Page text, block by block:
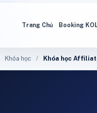
Trang Chủ Booking
Khóa học Khóa học